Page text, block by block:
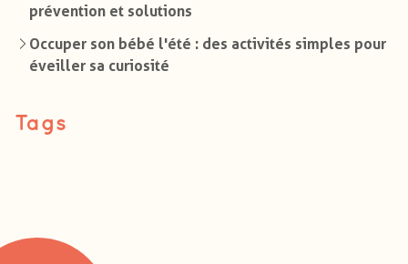
prévention et solutions
Occuper son bébé l'été : des activités simples pour
éveiller sa curiosité
Tags